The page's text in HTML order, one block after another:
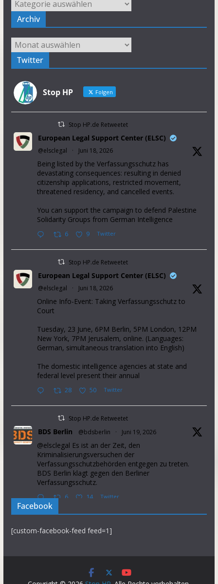
Kategorien
Archiv
Archiv
Twitter
Stop HP Folgen
Stop HP.de Retweetet
European Legal Support Center (ELSC)
@elsclegal · Juni 18, 2026
Being listed by the Verfassungsschutz has
devastating consequences: resulting in denied
citizenship applications, restricted movement,
threatened residency, and cancelled events.
You can support the campaign to defend Palestine
Solidarity Groups from German Intelligence
6 9 Twitter
Stop HP.de Retweetet
European Legal Support Center (ELSC)
@elsclegal · Juni 18, 2026
Online Info-Event: Taking Verfassungsschutz to
Court
Tuesday, 23 June, 6PM Berlin, 5PM London, 12PM
New York, 7PM Jerusalem, online. (Languages:
German, simultaneous translation into English)
The domestic intelligence agencies at state and
federal level present their annual
28 50 Twitter
Stop HP.de Retweetet
BDS Berlin @bdsberlin · Juni 19, 2026
@elsclegal Es ist an der Zeit, den
Kriminalisierungsversuchen der
Verfassungsschutzbehörden entgegen zu treten.
BDS Berlin klagt gegen den Berliner
Verfassungsschutz.
6 14 Twitter
37 aid organisations from operating in the Occupied
Facebook
[custom-facebook-feed feed=1]